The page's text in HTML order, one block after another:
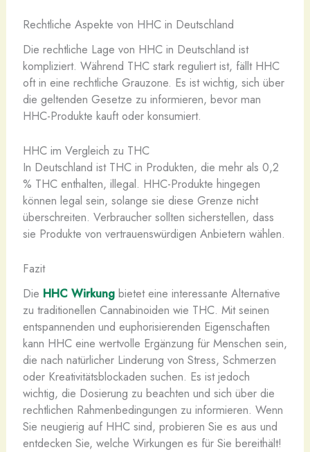
Rechtliche Aspekte von HHC in Deutschland
Die rechtliche Lage von HHC in Deutschland ist
kompliziert. Während THC stark reguliert ist, fällt HHC
oft in eine rechtliche Grauzone. Es ist wichtig, sich über
die geltenden Gesetze zu informieren, bevor man
HHC-Produkte kauft oder konsumiert.
HHC im Vergleich zu THC
In Deutschland ist THC in Produkten, die mehr als 0,2
% THC enthalten, illegal. HHC-Produkte hingegen
können legal sein, solange sie diese Grenze nicht
überschreiten. Verbraucher sollten sicherstellen, dass
sie Produkte von vertrauenswürdigen Anbietern wählen.
Fazit
Die HHC Wirkungbietet eine interessante Alternative
zu traditionellen Cannabinoiden wie THC. Mit seinen
entspannenden und euphorisierenden Eigenschaften
kann HHC eine wertvolle Ergänzung für Menschen sein,
die nach natürlicher Linderung von Stress, Schmerzen
oder Kreativitätsblockaden suchen. Es ist jedoch
wichtig, die Dosierung zu beachten und sich über die
rechtlichen Rahmenbedingungen zu informieren. Wenn
Sie neugierig auf HHC sind, probieren Sie es aus und
entdecken Sie, welche Wirkungen es für Sie bereithält!